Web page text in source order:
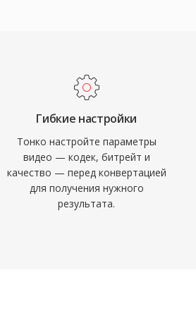
Гибкие настройки
Тонко настройте параметры
видео — кодек, битрейт и
качество — перед конвертацией
для получения нужного
результата.